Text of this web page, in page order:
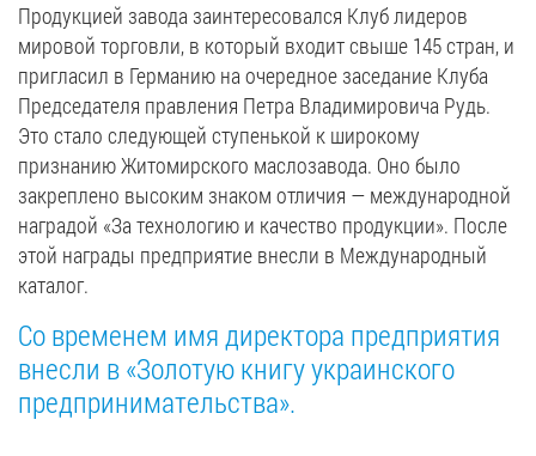
Продукцией завода заинтересовался Клуб лидеров
мировой торговли, в который входит свыше 145 стран, и
пригласил в Германию на очередное заседание Клуба
Председателя правления Петра Владимировича Рудь.
Это стало следующей ступенькой к широкому
признанию Житомирского маслозавода. Оно было
закреплено высоким знаком отличия — международной
наградой «За технологию и качество продукции». После
этой награды предприятие внесли в Международный
каталог.
Со временем имя директора предприятия
внесли в «Золотую книгу украинского
предпринимательства».